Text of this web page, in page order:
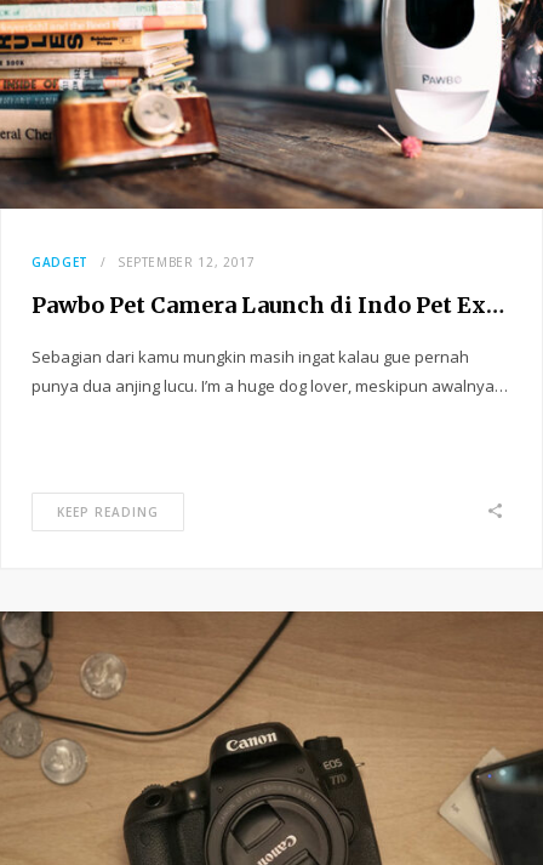
GADGET SEPTEMBER 12, 2017
Pawbo Pet Camera Launch di Indo Pet Expo
Sebagian dari kamu mungkin masih ingat kalau gue pernah
punya dua anjing lucu. I’m a huge dog lover, meskipun awalnya…
KEEP READING